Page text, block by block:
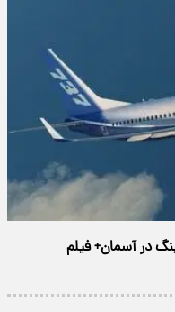
در آسمان+ فیلم